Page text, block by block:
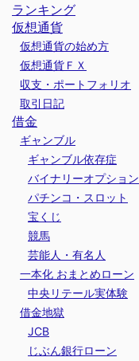
ランキング
仮想通貨
仮想通貨の始め方
仮想通貨ＦＸ
収支・ポートフォリオ
取引日記
借金
ギャンブル
ギャンブル依存症
バイナリーオプション
パチンコ・スロット
宝くじ
競馬
芸能人・有名人
一本化 おまとめローン
中央リテール実体験
借金地獄
JCB
じぶん銀行ローン